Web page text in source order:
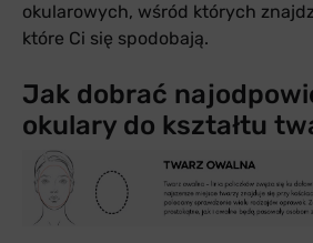
okularowych, wśród których
które Ci się spodobają.
Jak dobrać
okulary do kształtu